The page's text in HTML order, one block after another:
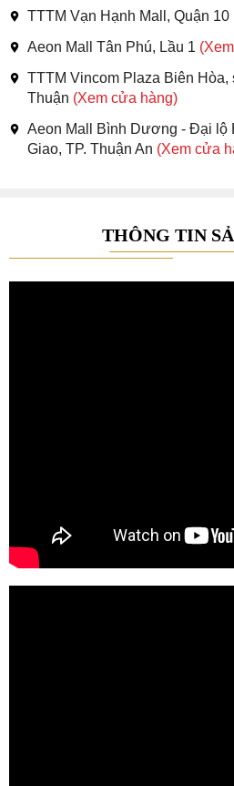
TTTM Vạn Hạnh Mall, Quận 10
Aeon Mall Tân Phú, Lầu 1
TTTM Vincom Plaza Biên Hòa,
Thuận (Xem cửa hàng)
Aeon Mall Bình Dương - Đại lộ
Giao, TP. Thuận An (Xem cửa
THÔNG TIN